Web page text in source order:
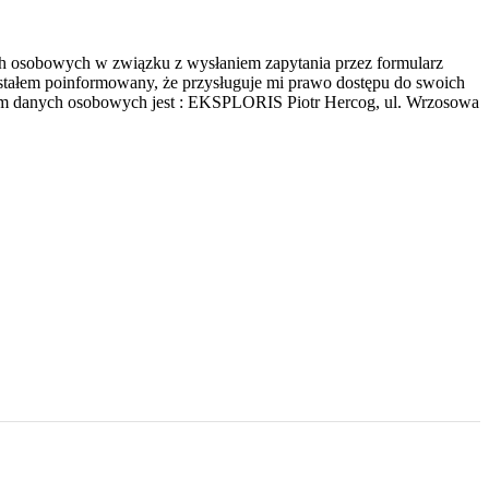
w związku z wysłaniem zapytania przez formularz
poinformowany, że przysługuje mi prawo dostępu do swoich
danych osobowych jest : EKSPLORIS Piotr Hercog, ul. Wrzosowa